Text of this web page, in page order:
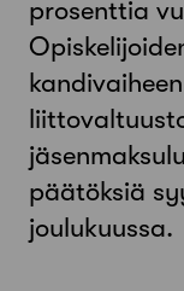
prosenttia
päätöksiä
joulukuussa.